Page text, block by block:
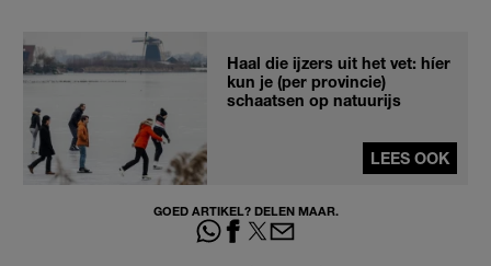
Haal die ijzers uit het vet: híer
kun je (per provincie)
schaatsen op natuurijs
LEES OOK
GOED ARTIKEL? DELEN MAAR.